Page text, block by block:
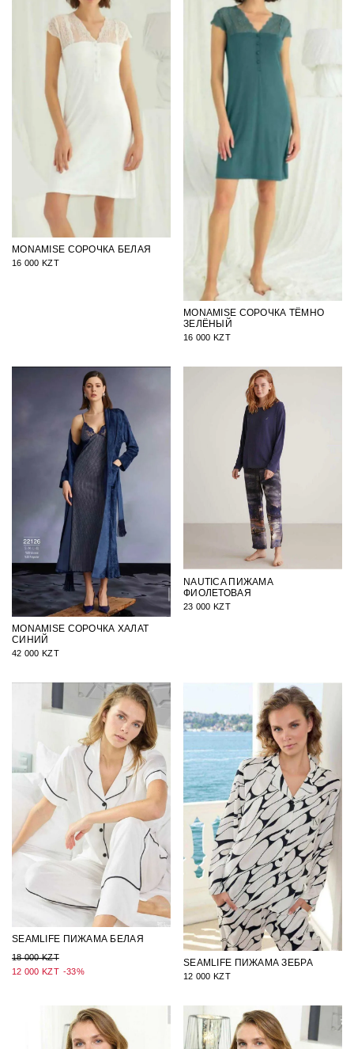
MONAMISE СОРОЧКА БЕЛАЯ
16 000 KZT
MONAMISE СОРОЧКА ТЁМНО
ЗЕЛЁНЫЙ
16 000 KZT
MONAMISE СОРОЧКА ХАЛАТ
СИНИЙ
42 000 KZT
NAUTICA ПИЖАМА
ФИОЛЕТОВАЯ
23 000 KZT
SEAMLIFE ПИЖАМА БЕЛАЯ
18 000 KZT
12 000 KZT -33%
SEAMLIFE ПИЖАМА ЗЕБРА
12 000 KZT